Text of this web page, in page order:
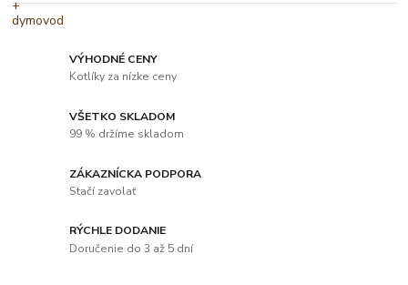
VÝHODNÉ CENY
Kotlíky za nízke ceny
VŠETKO SKLADOM
99 % držíme skladom
ZÁKAZNÍCKA PODPORA
Stačí zavolať
RÝCHLE DODANIE
Doručenie do 3 až 5 dní